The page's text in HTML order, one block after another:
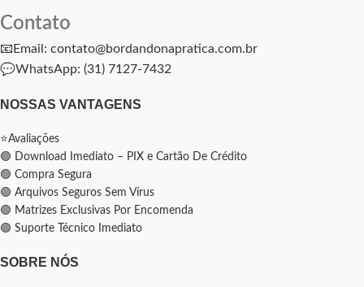
Contato
📧Email: contato@bordandonapratica.com.br
💬WhatsApp: (31) 7127-7432
NOSSAS VANTAGENS
⭐Avaliações
🟢 Download Imediato – PIX e Cartão De Crédito
🟢 Compra Segura
🟢 Arquivos Seguros Sem Vírus
🟢 Matrizes Exclusivas Por Encomenda
🟢 Suporte Técnico Imediato
SOBRE NÓS